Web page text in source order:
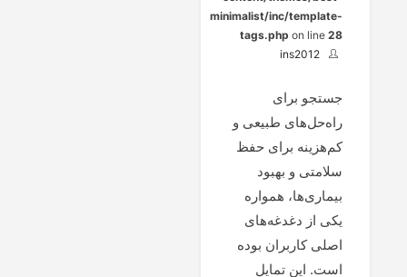
minimalist/inc/template-
tags.php on line28
ins2012
جستجو برای
راه‌حل‌های طبیعی و
کم‌هزینه برای حفظ
سلامتی و بهبود
بیماری‌ها، همواره
یکی از دغدغه‌های
اصلی کاربران بوده
است. این تمایل